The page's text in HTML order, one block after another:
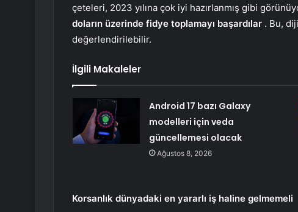
çeteleri, 2023 yılına çok iyi hazırlanmış gibi
doların üzerinde fidye toplamayı başardılar . Bu,
değerlendirilebilir.
İlgili Makaleler
Android 17 bazı Galaxy
modelleri için veda
güncellemesi olacak
Ağustos 8, 2026
Korsanlık dünyadaki en yararlı iş haline gelmemeli